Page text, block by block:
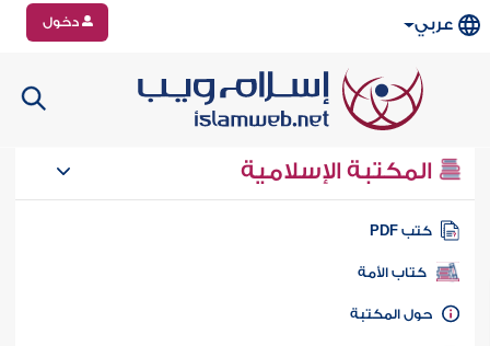
عربي دخول
المكتبة الإسلامية
كتب PDF
كتاب الأمة